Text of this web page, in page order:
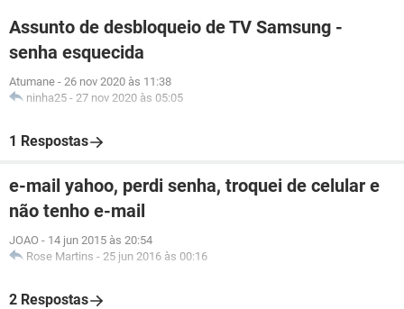
Assunto de desbloqueio de TV Samsung -
senha esquecida
Atumane - 26 nov 2020 às 11:38
ninha25 - 27 nov 2020 às 05:05
1 Respostas
e-mail yahoo, perdi senha, troquei de celular e
não tenho e-mail
JOAO - 14 jun 2015 às 20:54
Rose Martins - 25 jun 2016 às 00:16
2 Respostas